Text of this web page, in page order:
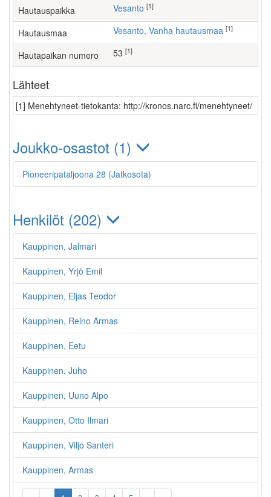
Hautauspaikka Vesanto [1]
Hautausmaa Vesanto, Vanha hautausmaa [1]
Hautapaikan numero 53 [1]
Lähteet
[1] Menehtyneet-tietokanta: http://kronos.narc.fi/menehtyneet/
Joukko-osastot (1)
Pioneeripataljoona 28 (Jatkosota)
Henkilöt (202)
Kauppinen, Jalmari
Kauppinen, Yrjö Emil
Kauppinen, Eljas Teodor
Kauppinen, Reino Armas
Kauppinen, Eetu
Kauppinen, Juho
Kauppinen, Uuno Alpo
Kauppinen, Otto Ilmari
Kauppinen, Viljo Santeri
Kauppinen, Armas